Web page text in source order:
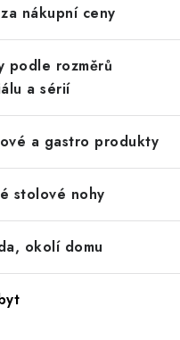
nákupní ceny
podle rozměrů
a sérií
a gastro produkty
stolové nohy
okolí domu